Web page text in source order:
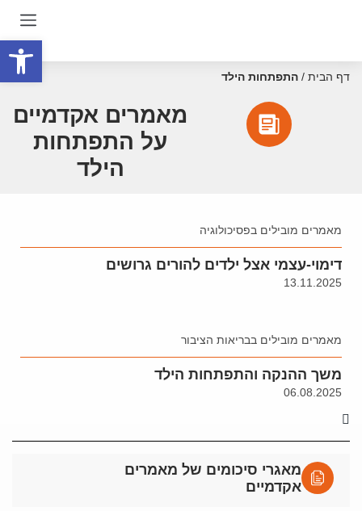
דף הבית / התפתחות הילד
מאמרים אקדמיים
על התפתחות
הילד
מאמרים מובילים בפסיכולוגיה
דימוי-עצמי אצל ילדים להורים גרושים
13.11.2025
מאמרים מובילים בבריאות הציבור
משך ההנקה והתפתחות הילד
06.08.2025
מאגרי סיכומים של מאמרים
אקדמיים
פתח